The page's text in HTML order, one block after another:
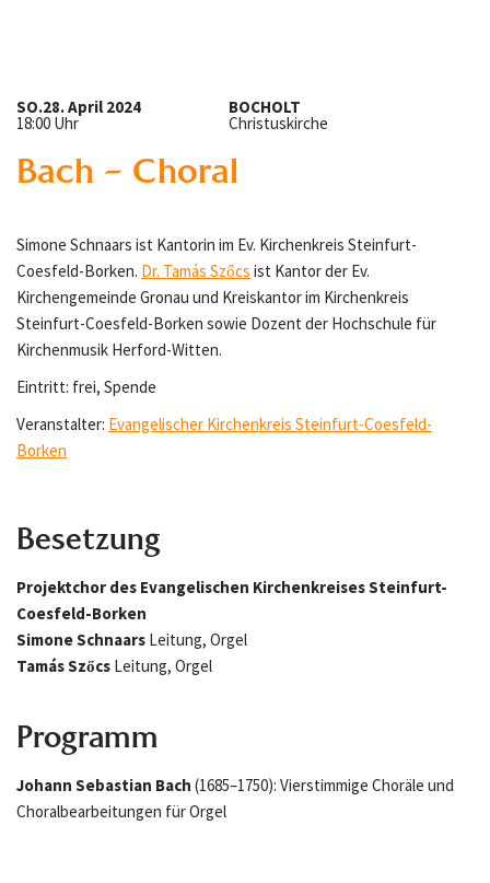
SO.28. April 2024
18:00 Uhr
BOCHOLT
Christuskirche
Bach – Choral
Simone Schnaars ist Kantorin im Ev. Kirchenkreis Steinfurt-
Coesfeld-Borken. Dr. Tamás Szőcs ist Kantor der Ev.
Kirchengemeinde Gronau und Kreiskantor im Kirchenkreis
Steinfurt-Coesfeld-Borken sowie Dozent der Hochschule für
Kirchenmusik Herford-Witten.
Eintritt: frei, Spende
Veranstalter: Evangelischer Kirchenkreis Steinfurt-Coesfeld-
Borken
Besetzung
Projektchor des Evangelischen Kirchenkreises Steinfurt-
Coesfeld-Borken
Simone Schnaars Leitung, Orgel
Tamás Szőcs Leitung, Orgel
Programm
Johann Sebastian Bach (1685–1750): Vierstimmige Choräle und
Choralbearbeitungen für Orgel